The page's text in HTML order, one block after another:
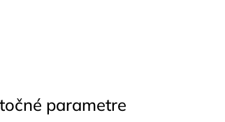
parametre